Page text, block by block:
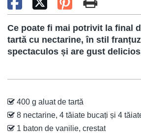
Ce poate fi mai potrivit la final
tartă cu nectarine, în stil
spectaculos și are gust
400 g aluat de tartă
8 nectarine, 4 tăiate bucați și 4
1 baton de vanilie, crestat